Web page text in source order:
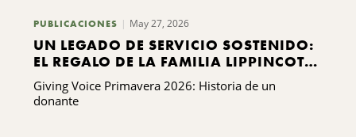
PUBLICACIONES May 27, 2026
UN LEGADO DE SERVICIO SOSTENIDO:
EL REGALO DE LA FAMILIA LIPPINCOTT
A KING FERRY
Giving Voice Primavera 2026: Historia de un
donante